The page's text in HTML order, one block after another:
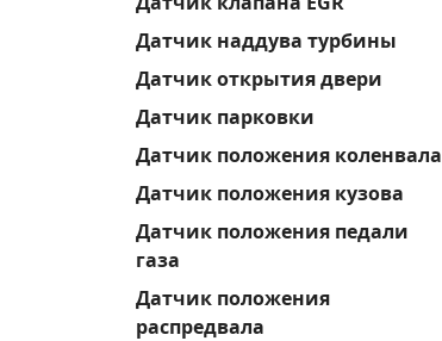
Датчик наддува турбины
Датчик открытия двери
Датчик парковки
Датчик положения коленвала
Датчик положения кузова
Датчик положения педали
газа
Датчик положения
распредвала